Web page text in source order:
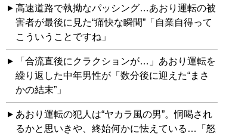
高速道路で執拗なパッシング…あおり運転の被
害者が最後に見た“痛快な瞬間”「自業自得って
こういうことですね」
「合流直後にクラクションが…」あおり運転を
繰り返した中年男性が「数分後に迎えた“まさ
かの結末”」
あおり運転の犯人は“ヤカラ風の男”。恫喝され
るかと思いきや、終始何かに怯えている…「怒